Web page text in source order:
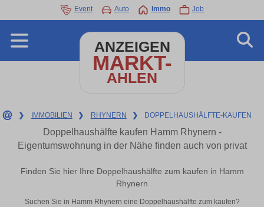
Event Auto Immo Job
ANZEIGEN
MARKT-
AHLEN
❯ IMMOBILIEN ❯ RHYNERN ❯ DOPPELHAUSHÄLFTE-KAUFEN
Doppelhaushälfte kaufen Hamm Rhynern -
Eigentumswohnung in der Nähe finden auch von privat
Finden Sie hier Ihre Doppelhaushälfte zum kaufen in Hamm
Rhynern
Suchen Sie in Hamm Rhynern eine Doppelhaushälfte zum kaufen?